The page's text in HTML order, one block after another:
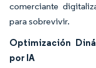
comerciante
para sobrevivir.
Optimización
por IA